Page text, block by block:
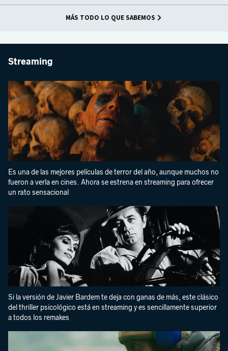
MÁS TODO LO QUE SABEMOS
Streaming
Es una de las mejores películas de terror del año, aunque muchos no
fueron a verla en cines. Ahora se estrena en streaming para ofrecer
un rato sensacional
Si la versión de Javier Bardem te deja con ganas de más, este clásico
del thriller psicológico está en streaming y es sencillamente superior
a todos los remakes